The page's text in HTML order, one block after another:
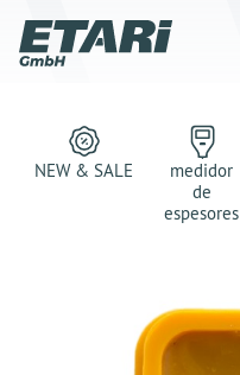
NEW & SALE
medidor
de
espesores